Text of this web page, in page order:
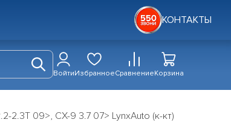
КОНТАКТЫ
ВойтиИзбранноеСравнениеКорзина
2.3T 09>, CX-9 3.7 07> LynxAuto (к-кт)